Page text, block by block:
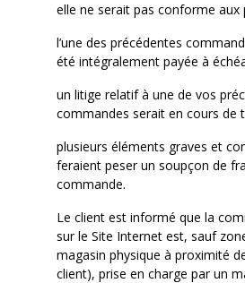
elle ne serait pas conforme aux
l’une des précédentes
été intégralement payée à
un litige relatif à une de vos
commandes serait en cours de
plusieurs éléments graves et
feraient peser un soupçon de
commande.
Le client est informé que la
sur le Site Internet est, sauf
magasin physique à proximité
client), prise en charge par un